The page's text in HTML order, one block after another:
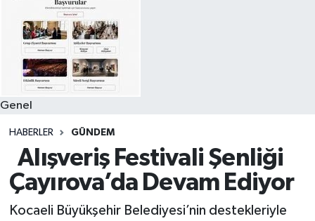
Genel
HABERLER GÜNDEM
Alışveriş Festivali Şenliği
Çayırova’da Devam Ediyor
Kocaeli Büyükşehir Belediyesi’nin destekleriyle